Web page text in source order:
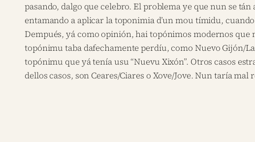
pasando, dalgo que celebro. El problema ye que nun se
entamando a aplicar la toponimia d’un mou tímidu,
Dempués, yá como opinión, hai topónimos modernos que
topónimu taba dafechamente perdíu, como Nuevo Gijón/
topónimu que yá tenía usu “Nuevu Xixón”. Otros casos
dellos casos, son Ceares/Ciares o Xove/Jove. Nun taría